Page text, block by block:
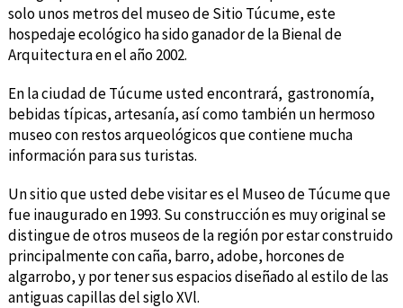
solo unos metros del museo de Sitio Túcume, este
hospedaje ecológico ha sido ganador de la Bienal de
Arquitectura en el año 2002.
En la ciudad de Túcume usted encontrará, gastronomía,
bebidas típicas, artesanía, así como también un hermoso
museo con restos arqueológicos que contiene mucha
información para sus turistas.
Un sitio que usted debe visitar es el Museo de Túcume que
fue inaugurado en 1993. Su construcción es muy original se
distingue de otros museos de la región por estar construido
principalmente con caña, barro, adobe, horcones de
algarrobo, y por tener sus espacios diseñado al estilo de las
antiguas capillas del siglo XVl.